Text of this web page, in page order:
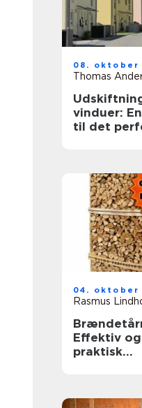
08. oktober
Thomas
vinduer:
til det
04. oktober
Rasmus
Effektiv og
praktisk